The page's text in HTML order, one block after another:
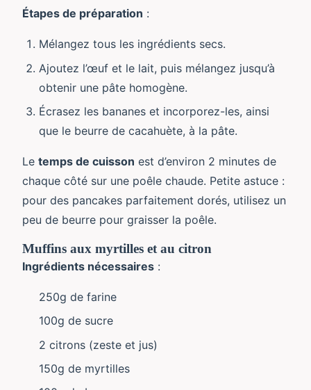
Étapes de préparation :
Mélangez tous les ingrédients secs.
Ajoutez l’œuf et le lait, puis mélangez jusqu’à
obtenir une pâte homogène.
Écrasez les bananes et incorporez-les, ainsi
que le beurre de cacahuète, à la pâte.
Le temps de cuisson est d’environ 2 minutes de
chaque côté sur une poêle chaude. Petite astuce :
pour des pancakes parfaitement dorés, utilisez un
peu de beurre pour graisser la poêle.
Muffins aux myrtilles et au citron
Ingrédients nécessaires :
250g de farine
100g de sucre
2 citrons (zeste et jus)
150g de myrtilles